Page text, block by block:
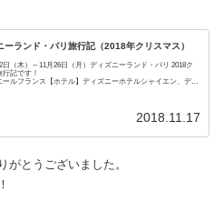
ーランド・パリ旅行記（2018年クリスマス）
日（木）～11月26日（月）ディズニーランド・パリ 2018ク
行記です！
ールフランス【ホテル】ディズニーホテルシャイエン、ディ
2018.11.17
がとうございました。